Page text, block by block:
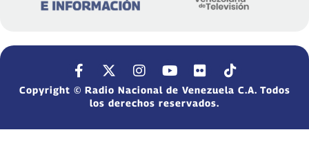
Copyright © Radio Nacional de Venezuela C.A. Todos
los derechos reservados.